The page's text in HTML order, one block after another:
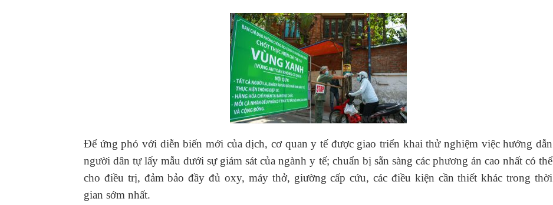
Để ứng phó với diễn biến mới của dịch, cơ quan y tế được giao triển khai thử nghiệm việc hướng dẫn
người dân tự lấy mẫu dưới sự giám sát của ngành y tế; chuẩn bị sẵn sàng các phương án cao nhất có thể
cho điều trị, đảm bảo đầy đủ oxy, máy thở, giường cấp cứu, các điều kiện cần thiết khác trong thời
gian sớm nhất.